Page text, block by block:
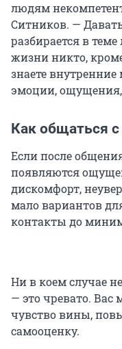
людям
Ситников. —
разбирается в
жизни никто,
знаете
эмоции,
Как общаться
Если после
появляются
дискомфорт,
мало вариантов
контакты до
Ни в коем случае
— это чревато. Вас
чувство вины,
самооценку.